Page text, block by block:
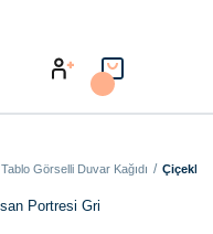
Tablo Görselli Duvar Kağıdı Çiçekler